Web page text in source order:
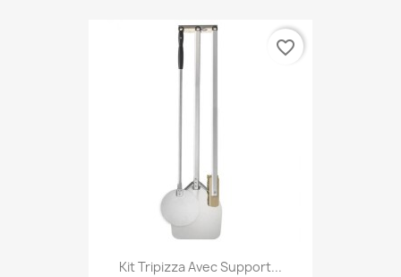
Kit Tripizza Avec Support...
favorite_border